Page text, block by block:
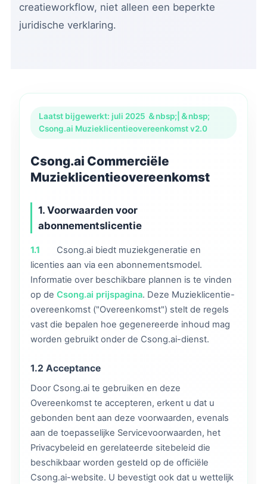
creatieworkflow, niet alleen een beperkte
juridische verklaring.
Laatst bijgewerkt: juli 2025 ＆nbsp;|＆nbsp;
Csong.ai Muzieklicentieovereenkomst v2.0
Csong.ai Commerciële
Muzieklicentieovereenkomst
1. Voorwaarden voor
abonnementslicentie
1.1
Csong.ai biedt muziekgeneratie en
licenties aan via een abonnementsmodel.
Informatie over beschikbare plannen is te vinden
op de Csong.ai prijspagina. Deze Muzieklicentie-
overeenkomst ("Overeenkomst") stelt de regels
vast die bepalen hoe gegenereerde inhoud mag
worden gebruikt onder de Csong.ai-dienst.
1.2 Acceptance
Door Csong.ai te gebruiken en deze
Overeenkomst te accepteren, erkent u dat u
gebonden bent aan deze voorwaarden, evenals
aan de toepasselijke Servicevoorwaarden, het
Privacybeleid en gerelateerde sitebeleid die
beschikbaar worden gesteld op de officiële
Csong.ai-website. U bevestigt ook dat u wettelijk